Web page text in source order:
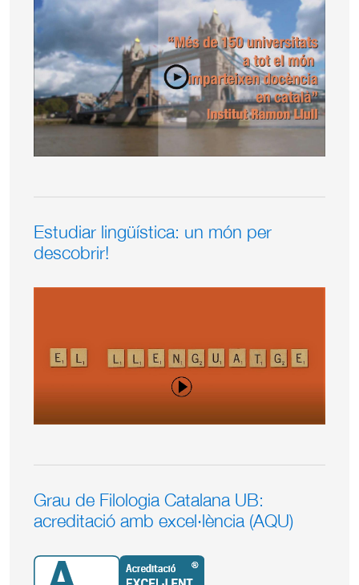
Estudiar lingüística: un món per
descobrir!
Grau de Filologia Catalana UB:
acreditació amb excel·lència (AQU)